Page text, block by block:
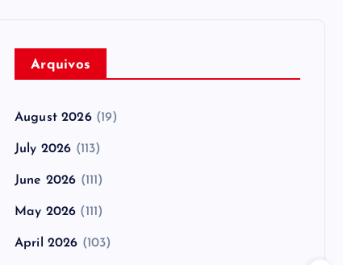
Arquivos
August 2026(19)
July 2026 (113)
June 2026 (111)
May 2026 (111)
April 2026 (103)